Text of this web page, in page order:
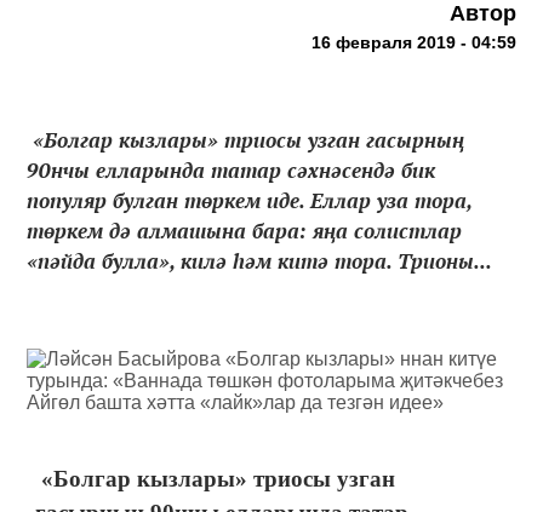
Автор
16 февраля 2019 - 04:59
«Болгар кызлары» триосы узган гасырның
90нчы елларында татар сәхнәсендә бик
популяр булган төркем иде. Еллар уза тора,
төркем дә алмашына бара: яңа солистлар
«пәйда булла», килә һәм китә тора. Трионы...
«Болгар кызлары» триосы узган